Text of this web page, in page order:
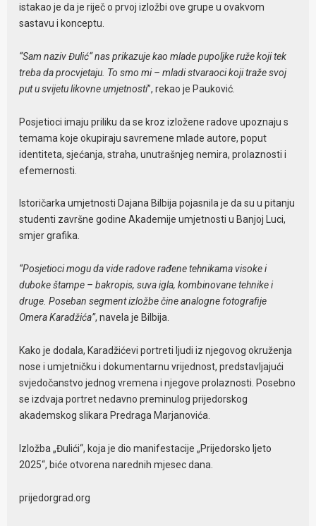
istakao je da je riječ o prvoj izložbi ove grupe u ovakvom
sastavu i konceptu.
“Sam naziv Đulić“ nas prikazuje kao mlade pupoljke ruže koji tek
treba da procvjetaju. To smo mi – mladi stvaraoci koji traže svoj
put u svijetu likovne umjetnosti”, rekao je Pauković.
Posjetioci imaju priliku da se kroz izložene radove upoznaju s
temama koje okupiraju savremene mlade autore, poput
identiteta, sjećanja, straha, unutrašnjeg nemira, prolaznosti i
efemernosti.
Istoričarka umjetnosti Dajana Bilbija pojasnila je da su u pitanju
studenti završne godine Akademije umjetnosti u Banjoj Luci,
smjer grafika.
“Posjetioci mogu da vide radove rađene tehnikama visoke i
duboke štampe – bakropis, suva igla, kombinovane tehnike i
druge. Poseban segment izložbe čine analogne fotografije
Omera Karadžića”, navela je Bilbija.
Kako je dodala, Karadžićevi portreti ljudi iz njegovog okruženja
nose i umjetničku i dokumentarnu vrijednost, predstavljajući
svjedočanstvo jednog vremena i njegove prolaznosti. Posebno
se izdvaja portret nedavno preminulog prijedorskog
akademskog slikara Predraga Marjanovića.
Izložba „Đulići“, koja je dio manifestacije „Prijedorsko ljeto
2025“, biće otvorena narednih mjesec dana.
prijedorgrad.org